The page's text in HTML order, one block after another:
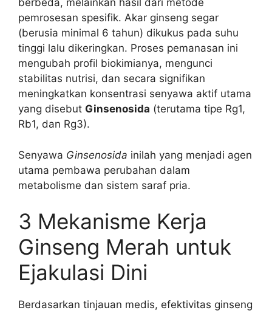
berbeda, melainkan hasil dari metode
pemrosesan spesifik. Akar ginseng segar
(berusia minimal 6 tahun) dikukus pada suhu
tinggi lalu dikeringkan. Proses pemanasan ini
mengubah profil biokimianya, mengunci
stabilitas nutrisi, dan secara signifikan
meningkatkan konsentrasi senyawa aktif utama
yang disebut Ginsenosida (terutama tipe Rg1,
Rb1, dan Rg3).
Senyawa Ginsenosida inilah yang menjadi agen
utama pembawa perubahan dalam
metabolisme dan sistem saraf pria.
3 Mekanisme Kerja
Ginseng Merah untuk
Ejakulasi Dini
Berdasarkan tinjauan medis, efektivitas ginseng